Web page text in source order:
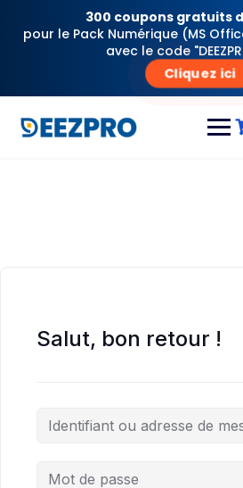
300 coupons gratuits
pour le Pack Numérique (MS
avec le code
Cliquez ici
content
Salut, bon retour !